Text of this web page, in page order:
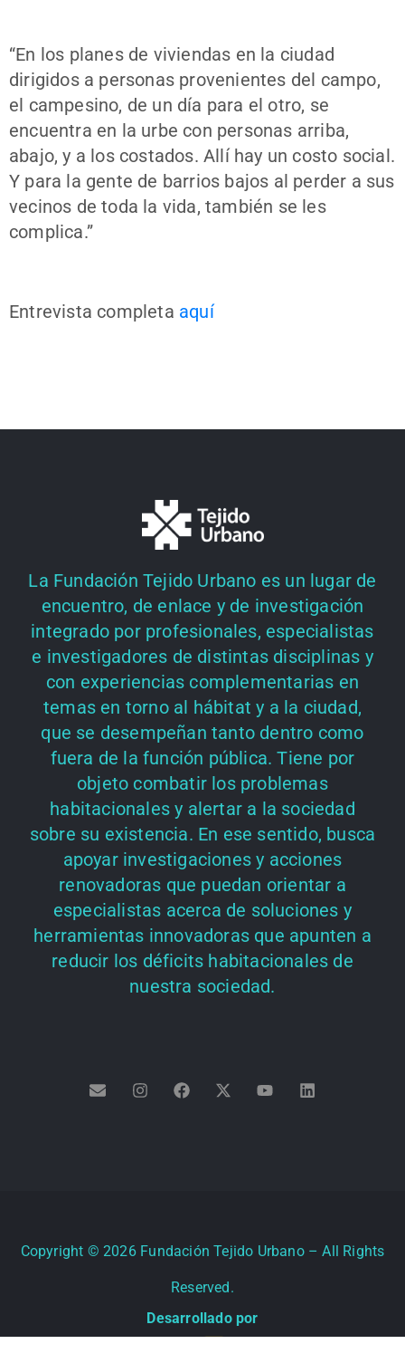
“En los planes de viviendas en la ciudad
dirigidos a personas provenientes del campo,
el campesino, de un día para el otro, se
encuentra en la urbe con personas arriba,
abajo, y a los costados. Allí hay un costo social.
Y para la gente de barrios bajos al perder a sus
vecinos de toda la vida, también se les
complica.”
Entrevista completa aquí
La Fundación Tejido Urbano es un lugar de
encuentro, de enlace y de investigación
integrado por profesionales, especialistas
e investigadores de distintas disciplinas y
con experiencias complementarias en
temas en torno al hábitat y a la ciudad,
que se desempeñan tanto dentro como
fuera de la función pública. Tiene por
objeto combatir los problemas
habitacionales y alertar a la sociedad
sobre su existencia. En ese sentido, busca
apoyar investigaciones y acciones
renovadoras que puedan orientar a
especialistas acerca de soluciones y
herramientas innovadoras que apunten a
reducir los déficits habitacionales de
nuestra sociedad.
Copyright ©2026Fundación Tejido Urbano – All Rights
Reserved.
Desarrollado por